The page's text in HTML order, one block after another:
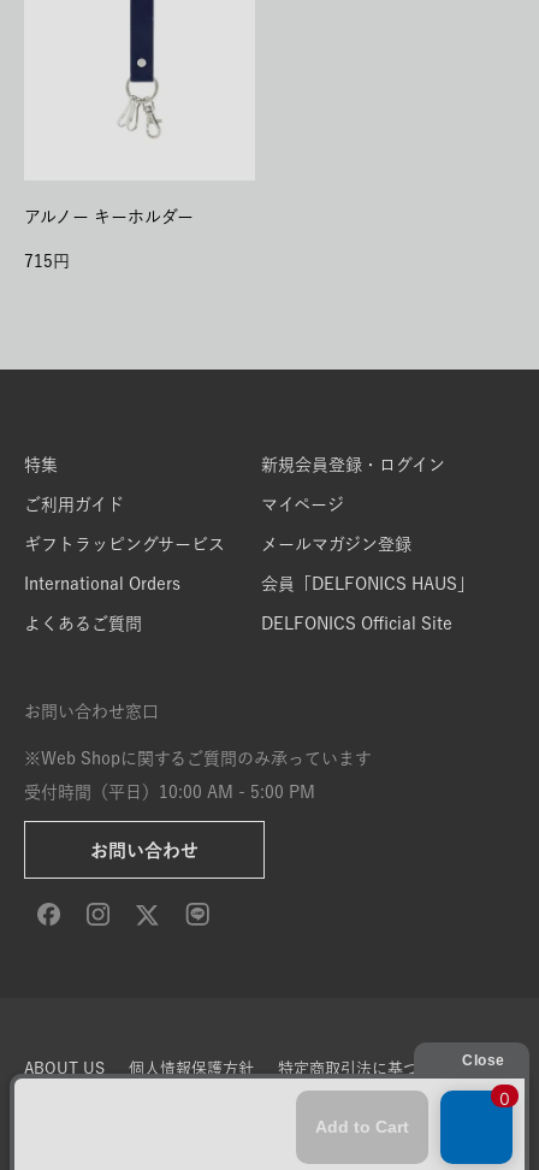
アルノー キーホルダー
715
特集
ご利用ガイド
ギフトラッピングサービス
International Orders
よくあるご質問
新規会員登録・ログイン
マイページ
メールマガジン登録
会員「DELFONICS HAUS」
DELFONICS Official Site
お問い合わせ窓口
※Web Shopに関するご質問のみ承っています
受付時間（平日）10:00 AM - 5:00 PM
お問い合わせ
ABOUT US 個人情報保護方針 特定商取引法に基づく表示